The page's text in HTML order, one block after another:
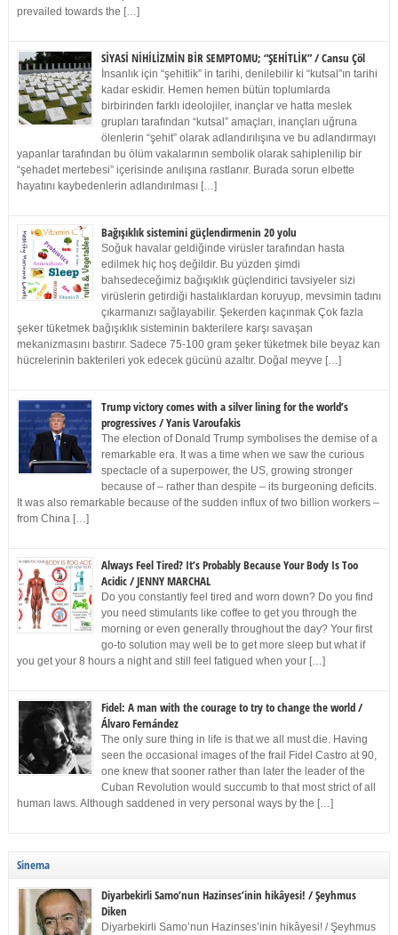
prevailed towards the […]
SİYASİ NİHİLİZMİN BİR SEMPTOMU; “ŞEHİTLİK” / Cansu Çöl
İnsanlık için “şehitlik” in tarihi, denilebilir ki “kutsal”ın tarihi
kadar eskidir. Hemen hemen bütün toplumlarda
birbirinden farklı ideolojiler, inançlar ve hatta meslek
grupları tarafından “kutsal” amaçları, inançları uğruna
ölenlerin “şehit” olarak adlandırılışına ve bu adlandırmayı
yapanlar tarafından bu ölüm vakalarının sembolik olarak sahiplenilip bir
“şehadet mertebesi” içerisinde anılışına rastlanır. Burada sorun elbette
hayatını kaybedenlerin adlandırılması […]
Bağışıklık sistemini güçlendirmenin 20 yolu
Soğuk havalar geldiğinde virüsler tarafından hasta
edilmek hiç hoş değildir. Bu yüzden şimdi
bahsedeceğimiz bağışıklık güçlendirici tavsiyeler sizi
virüslerin getirdiği hastalıklardan koruyup, mevsimin tadını
çıkarmanızı sağlayabilir. Şekerden kaçınmak Çok fazla
şeker tüketmek bağışıklık sisteminin bakterilere karşı savaşan
mekanizmasını bastırır. Sadece 75-100 gram şeker tüketmek bile beyaz kan
hücrelerinin bakterileri yok edecek gücünü azaltır. Doğal meyve […]
Trump victory comes with a silver lining for the world’s
progressives / Yanis Varoufakis
The election of Donald Trump symbolises the demise of a
remarkable era. It was a time when we saw the curious
spectacle of a superpower, the US, growing stronger
because of – rather than despite – its burgeoning deficits.
It was also remarkable because of the sudden influx of two billion workers –
from China […]
Always Feel Tired? It’s Probably Because Your Body Is Too
Acidic / JENNY MARCHAL
Do you constantly feel tired and worn down? Do you find
you need stimulants like coffee to get you through the
morning or even generally throughout the day? Your first
go-to solution may well be to get more sleep but what if
you get your 8 hours a night and still feel fatigued when your […]
Fidel: A man with the courage to try to change the world /
Álvaro Fernández
The only sure thing in life is that we all must die. Having
seen the occasional images of the frail Fidel Castro at 90,
one knew that sooner rather than later the leader of the
Cuban Revolution would succumb to that most strict of all
human laws. Although saddened in very personal ways by the […]
Sinema
Diyarbekirli Samo’nun Hazinses’inin hikâyesi! / Şeyhmus
Diken
Diyarbekirli Samo’nun Hazinses’inin hikâyesi! / Şeyhmus